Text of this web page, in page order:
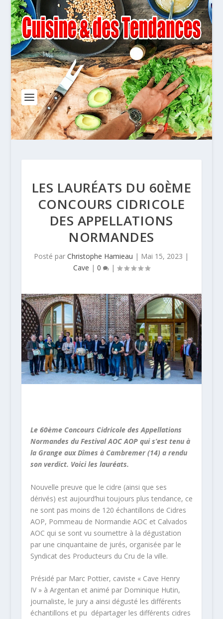
LES LAURÉATS DU 60ÈME
CONCOURS CIDRICOLE
DES APPELLATIONS
NORMANDES
Posté parChristophe Hamieau | Mai 15, 2023 |
Cave | 0 |
Le 60ème Concours Cidricole des Appellations
Normandes du Festival AOC AOP qui s’est tenu à
la Grange aux Dîmes à Cambremer (14) a rendu
son verdict. Voici les lauréats.
Nouvelle preuve que le cidre (ainsi que ses
dérivés) est aujourd’hui toujours plus tendance, ce
ne sont pas moins de 120 échantillons de Cidres
AOP, Pommeau de Normandie AOC et Calvados
AOC qui se sont vu soumettre à la dégustation
par une cinquantaine de jurés, organisée par le
Syndicat des Producteurs du Cru de la ville.
Présidé par Marc Pottier, caviste « Cave Henry
IV » à Argentan et animé par Dominique Hutin,
journaliste, le jury a ainsi dégusté les différents
échantillons et pu départager les différents cidres